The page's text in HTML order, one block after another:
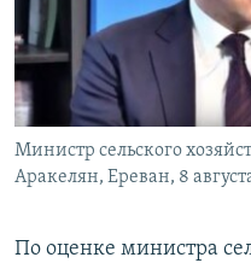
Հայերեն
English
Русский
Министр сельского
Аракелян, Ереван, 8
По оценке министра